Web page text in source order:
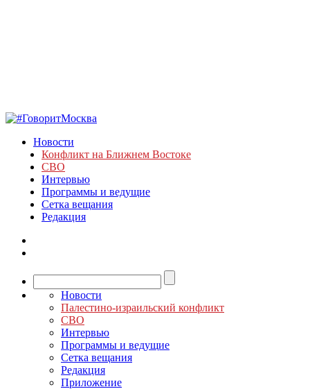
Новости
Конфликт на Ближнем Востоке
СВО
Интервью
Программы и ведущие
Сетка вещания
Редакция
Новости
Палестино-израильский конфликт
СВО
Интервью
Программы и ведущие
Сетка вещания
Редакция
Приложение